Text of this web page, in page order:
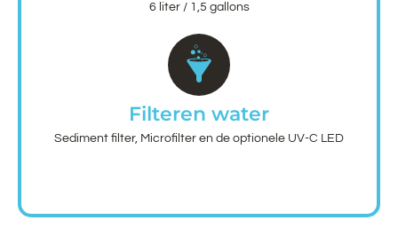
6 liter / 1,5 gallons
Filteren water
Sediment filter, Microfilter en de optionele UV-C LED